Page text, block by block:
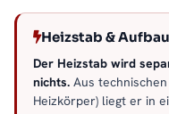
Heizstab &
Der Heizstab wird
nichts. Aus
Heizkörper) liegt er in